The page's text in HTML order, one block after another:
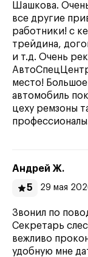
Шашкова.
все другие
работники! с
трейдина,
и т.д. Очень
место!
автомобиль
цеху ремзоны
Андрей Ж.
5
29 мая
Звонил по
Секретарь
вежливо
удобную мне